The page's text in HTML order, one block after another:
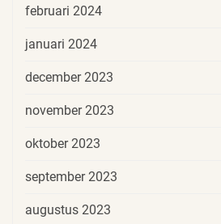
februari 2024
januari 2024
december 2023
november 2023
oktober 2023
september 2023
augustus 2023